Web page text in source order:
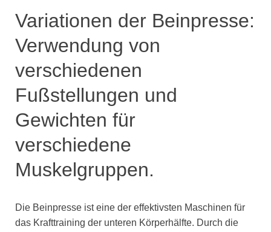
Variationen der Beinpresse:
Verwendung von
verschiedenen
Fußstellungen und
Gewichten für
verschiedene
Muskelgruppen.
Die Beinpresse ist eine der effektivsten Maschinen für
das Krafttraining der unteren Körperhälfte. Durch die